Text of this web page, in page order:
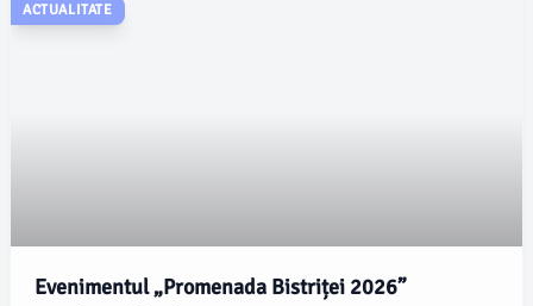
ACTUALITATE
Evenimentul „Promenada Bistriței 2026”